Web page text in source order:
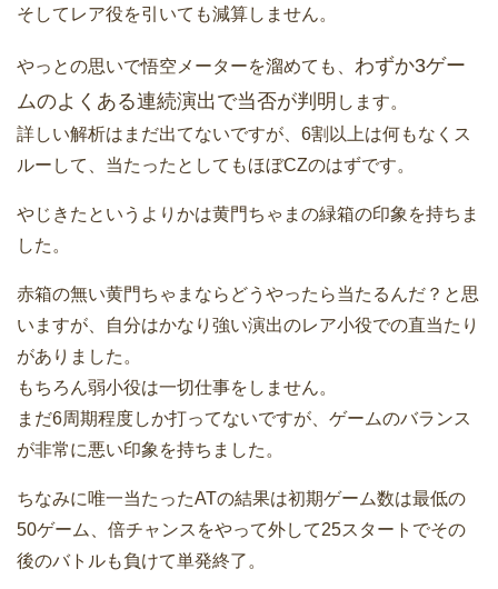
そしてレア役を引いても減算しません。
やっとの思いで悟空メーターを溜めても、 わずか3ゲー
ムのよくある連続演出で当否が判明 します。
詳しい解析はまだ出てないですが、6割以上は何もなくス
ルーして、当たったとしてもほぼCZのはずです。
やじきたというよりかは黄門ちゃまの緑箱の印象を持ちま
した。
赤箱の無い黄門ちゃまならどうやったら当たるんだ？と思
いますが、自分はかなり強い演出のレア小役での直当たり
がありました。
もちろん弱小役は一切仕事をしません。
まだ6周期程度しか打ってないですが、ゲームのバランス
が非常に悪い印象を持ちました。
ちなみに唯一当たったATの結果は初期ゲーム数は最低の
50ゲーム、倍チャンスをやって外して25スタートでその
後のバトルも負けて単発終了。